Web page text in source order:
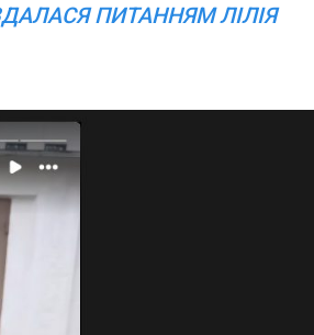
ПИТАННЯМ ЛІЛІЯ